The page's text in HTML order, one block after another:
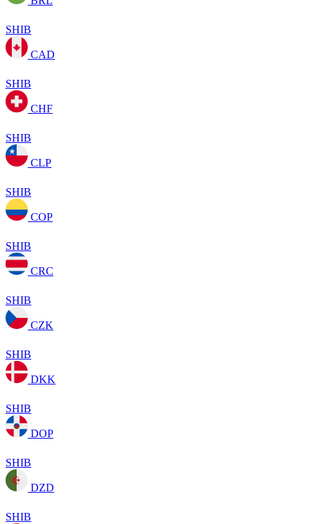
SHIB
CAD
SHIB
CHF
SHIB
CLP
SHIB
COP
SHIB
CRC
SHIB
CZK
SHIB
DKK
SHIB
DOP
SHIB
DZD
SHIB